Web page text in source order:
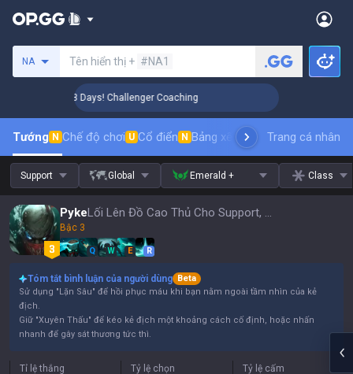
NA Tên hiển thị + #NA1
🏆 Rank Up in 3 Days! Challenger Coaching
Tướng N Chế độ chơi U Cổ điển N Bảng xếp hạng trang phụcthứ
Trang cá nhân
Support Global Emerald + Class
Pyke Lối Lên Đồ Cao Thủ Cho Support, Bản Vá 16.15
Bậc 3
Q W E R
Tóm tắt bình luận của người dùng Beta
Sử dụng "Lặn Sâu" để hồi phục máu khi bạn nằm ngoài tầm nhìn của kẻ
địch.
Giữ "Xuyên Thấu" để kéo kẻ địch một khoảng cách cố định, hoặc nhấn
nhanh để gây sát thương tức thì.
Tỉ lệ thắng Tỷ lệ chọn Tỷ lệ cấm